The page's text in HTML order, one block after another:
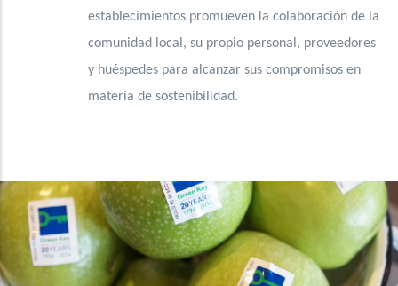
establecimientos promueven la colaboración de la
comunidad local, su propio personal, proveedores
y huéspedes para alcanzar sus compromisos en
materia de sostenibilidad.